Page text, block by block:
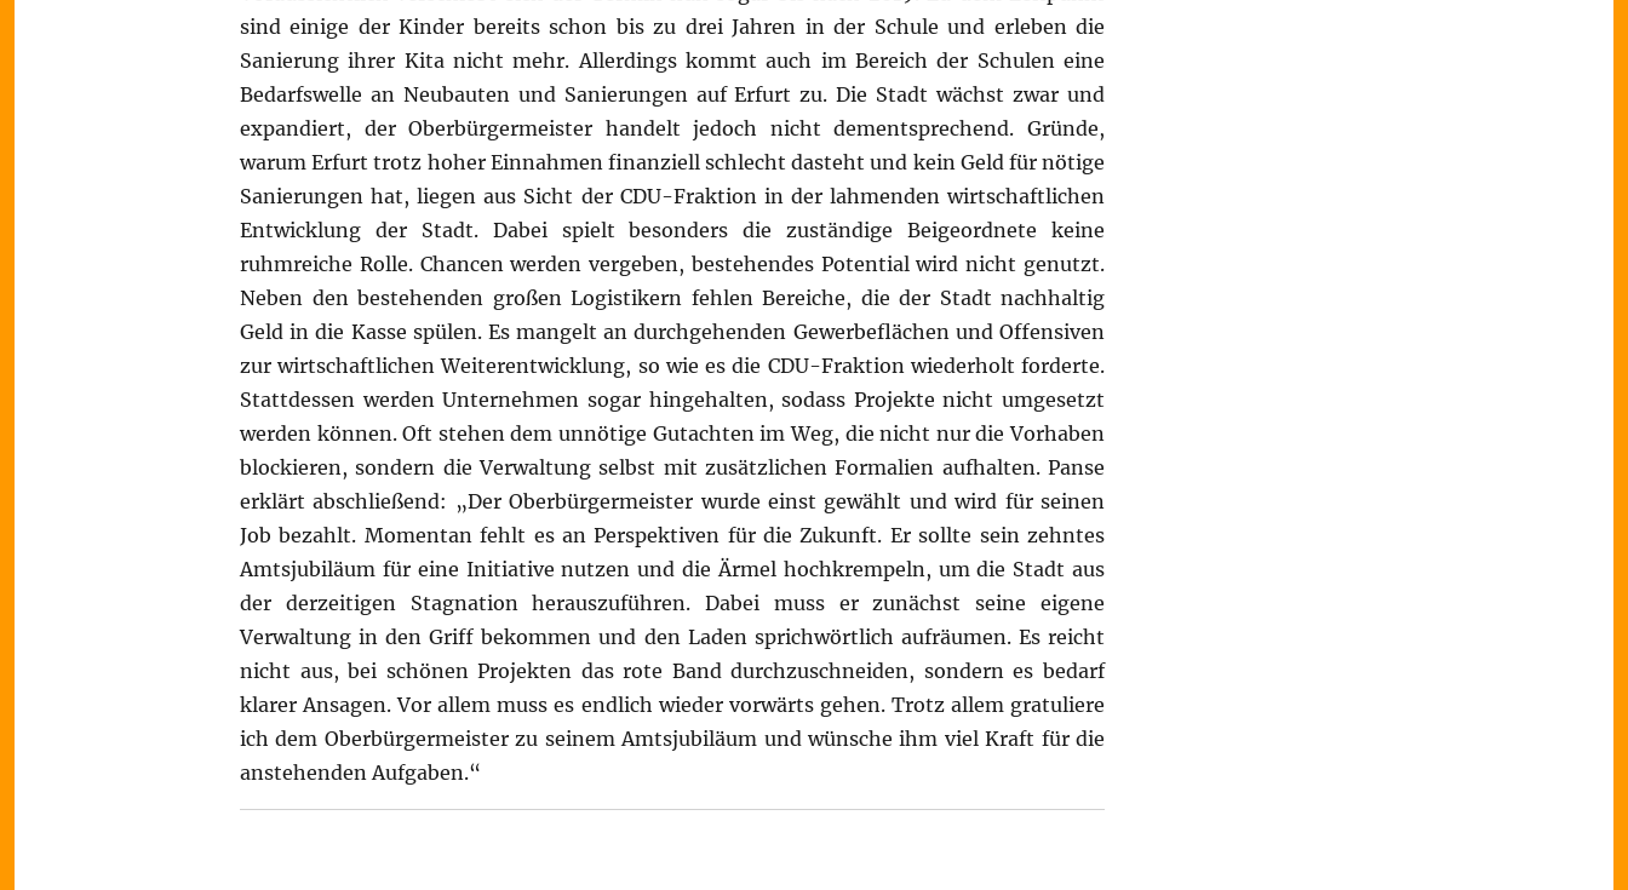
sind einige der Kinder bereits schon bis zu drei Jahren in der Schule und erleben die
Sanierung ihrer Kita nicht mehr. Allerdings kommt auch im Bereich der Schulen eine
Bedarfswelle an Neubauten und Sanierungen auf Erfurt zu. Die Stadt wächst zwar und
expandiert, der Oberbürgermeister handelt jedoch nicht dementsprechend. Gründe,
warum Erfurt trotz hoher Einnahmen finanziell schlecht dasteht und kein Geld für nötige
Sanierungen hat, liegen aus Sicht der CDU-Fraktion in der lahmenden wirtschaftlichen
Entwicklung der Stadt. Dabei spielt besonders die zuständige Beigeordnete keine
ruhmreiche Rolle. Chancen werden vergeben, bestehendes Potential wird nicht genutzt.
Neben den bestehenden großen Logistikern fehlen Bereiche, die der Stadt nachhaltig
Geld in die Kasse spülen. Es mangelt an durchgehenden Gewerbeflächen und Offensiven
zur wirtschaftlichen Weiterentwicklung, so wie es die CDU-Fraktion wiederholt forderte.
Stattdessen werden Unternehmen sogar hingehalten, sodass Projekte nicht umgesetzt
werden können. Oft stehen dem unnötige Gutachten im Weg, die nicht nur die Vorhaben
blockieren, sondern die Verwaltung selbst mit zusätzlichen Formalien aufhalten. Panse
erklärt abschließend: „Der Oberbürgermeister wurde einst gewählt und wird für seinen
Job bezahlt. Momentan fehlt es an Perspektiven für die Zukunft. Er sollte sein zehntes
Amtsjubiläum für eine Initiative nutzen und die Ärmel hochkrempeln, um die Stadt aus
der derzeitigen Stagnation herauszuführen. Dabei muss er zunächst seine eigene
Verwaltung in den Griff bekommen und den Laden sprichwörtlich aufräumen. Es reicht
nicht aus, bei schönen Projekten das rote Band durchzuschneiden, sondern es bedarf
klarer Ansagen. Vor allem muss es endlich wieder vorwärts gehen. Trotz allem gratuliere
ich dem Oberbürgermeister zu seinem Amtsjubiläum und wünsche ihm viel Kraft für die
anstehenden Aufgaben.“